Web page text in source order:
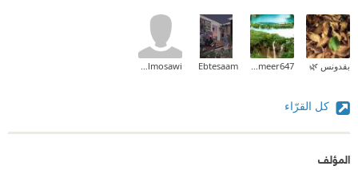
بقدونس 🌿 alameer647
Ebtesaam
maryam almosawi
كل القرّاء
المؤلف